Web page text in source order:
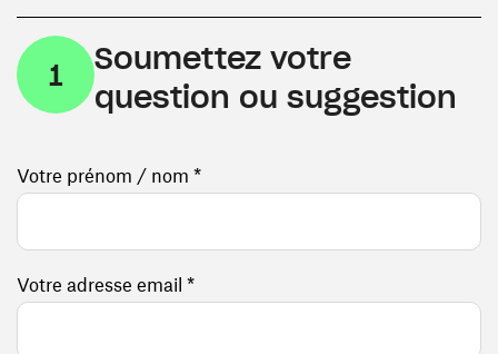
1
Soumettez votre
question ou suggestion
Votre prénom / nom *
Votre adresse email *